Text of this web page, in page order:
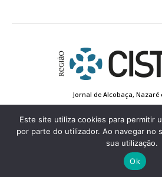
Jornal de Alcobaça, Nazaré
Estatuto Editorial
Contactos
Conta de Registo
© 2022 Região de Cister - Todos os
Este site utiliza cookies para permitir
por parte do utilizador. Ao navegar no
sua utilização.
Ok